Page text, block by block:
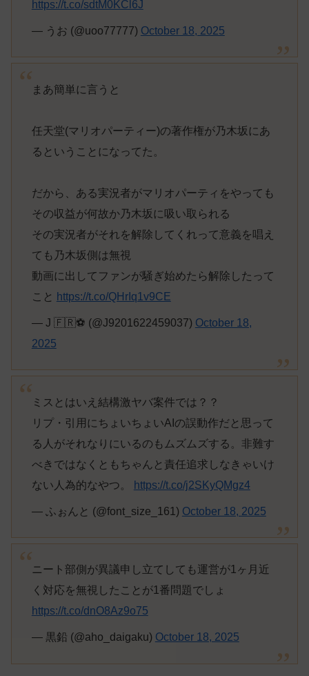
https://t.co/sdtM0KCl6J
— うお (@uoo77777) October 18, 2025
まあ簡単に言うと
任天堂(マリオパーティー)の著作権が乃木坂にあ
るということになってた。
だから、ある実況者がマリオパーティをやっても
その収益が何故か乃木坂に吸い取られる
その実況者がそれを解除してくれって意義を唱え
ても乃木坂側は無視
動画に出してファンが騒ぎ始めたら解除したって
こと
https://t.co/QHrIq1v9CE
— J 🇫🇷⚽️ (@J9201622459037) October 18,
2025
ミスとはいえ結構激ヤバ案件では？？
リプ・引用にちょいちょいAIの誤動作だと思って
る人がそれなりにいるのもムズムズする。非難す
べきではなくともちゃんと責任追求しなきゃいけ
ない人為的なやつ。
https://t.co/j2SKyQMgz4
— ふぉんと (@font_size_161) October 18, 2025
ニート部側が異議申し立てしても運営が1ヶ月近
く対応を無視したことが1番問題でしょ
https://t.co/dnO8Az9o75
— 黒鉛 (@aho_daigaku) October 18, 2025